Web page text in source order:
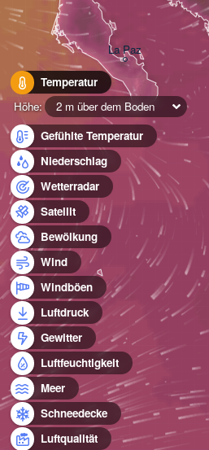
Temperatur
Höhe:
2 m über dem Boden
Gefühlte Temperatur
Niederschlag
Wetterradar
Satellit
Bewölkung
Wind
Windböen
Luftdruck
Gewitter
Luftfeuchtigkeit
Meer
Schneedecke
Luftqualität
La Paz